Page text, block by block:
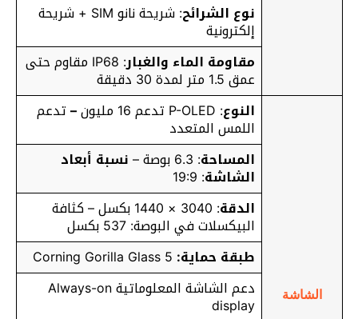
نوع الشرائح
: شريحة نانو SIM + شريحة
إلكترونية
مقاومة الماء والغبار
: IP68 مقاوم حتى
عمق 1.5 متر لمدة 30 دقيقة
الشاشة
النوع: P-OLED تدعم 16 مليون –تدعم
اللمس المتعدد
المساحة: 6.3 بوصة – نسبة أبعاد
الشاشة: 19:9
الدقة
: 3040 × 1440 بكسل – كثافة
البيكسلات في البوصة: 537 بكسل
طبقة حماية: Corning Gorilla Glass 5
دعم الشاشة المعلوماتية Always-on
display